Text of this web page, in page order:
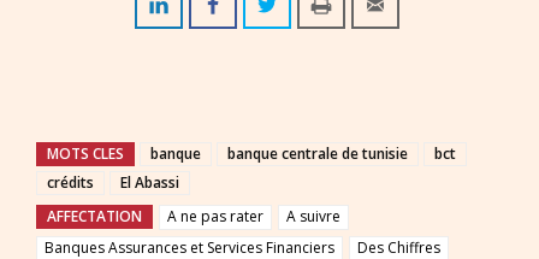
MOTS CLES banque banque centrale de tunisie
bct
crédits
El Abassi
AFFECTATION
A ne pas rater
A suivre
Banques Assurances et Services Financiers
Des Chiffres